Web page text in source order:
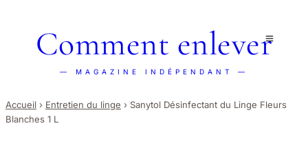
Comment enlever
— MAGAZINE INDÉPENDANT —
Accueil › Entretien du linge › Sanytol Désinfectant du Linge Fleurs
Blanches 1 L